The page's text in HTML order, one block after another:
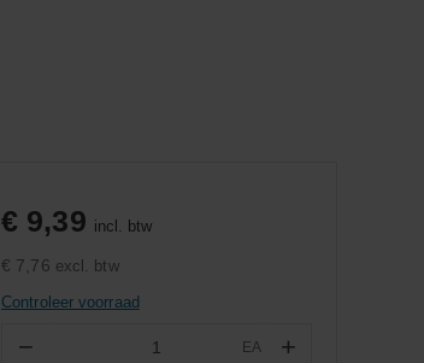
€ 9,39 incl. btw
€ 7,76 excl. btw
Controleer voorraad
− EA +